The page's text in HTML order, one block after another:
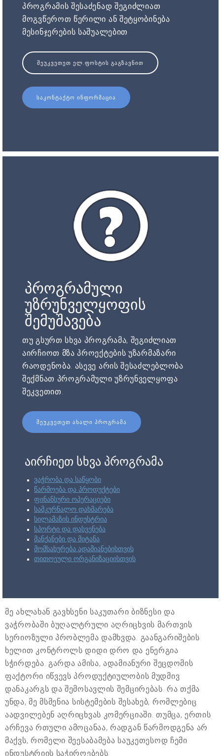
პროგრამის შესაძენად შეგიძლიათ
მოგვწეროთ წერილი ან შეტყობინება
მესინჯერების საშუალებით
ᲨᲔᲣᲙᲕᲔᲗᲔᲗ ᲔᲚ.ᲤᲝᲡᲢᲘᲡ ᲒᲐᲒᲖᲐᲕᲜᲘᲗ
ᲡᲐᲙᲝᲜᲢᲐᲥᲢᲝ ᲘᲜᲤᲝᲠᲛᲐᲪᲘᲐ
პროგრამული
უზრუნველყოფის
შემუშავება
თუ გსურთ სხვა პროგრამა, შეგიძლიათ
აირჩიოთ მზა პროექტების უზარმაზარი
რაოდენობა. ასევე არის შესაძლებლობა
შექმნათ პროგრამული უზრუნველყოფა
შეკვეთით.
ᲨᲔᲣᲙᲕᲔᲗᲔᲗ ᲐᲮᲐᲚᲘ ᲞᲠᲝᲒᲠᲐᲛᲐ
აირჩიეთ სხვა პროგრამა
ვაჭრობა და საწყობი
წარმოება და პროდუქტები
ფინანსური ოპერაციები
სამკურნალო დახმარება
სილამაზის ინდუსტრია
სპორტი და დასვენება
მანქანები და მიტანა
მომსახურება ადამიანებისთვის
თითოეული ორგანიზაციისთვის
მე ახლახან გავხსენი საკუთარი ბიზნესი და
ვაჭრობაში ბუღალტრული აღრიცხვის მართვის
სერიოზული პრობლემა დამხვდა. გაანგარიშების
ხელით კონტროლს დიდი დრო და ენერგია
სჭირდება. გარდა ამისა, ადამიანური შეცდომის
ფაქტორი იწვევს პროდუქტიულობის მუდმივ
დანაკარგს და შემოსავლის შემცირებას. რა თქმა
უნდა, მე მსმენია სისტემების შესახებ, რომლებიც
აადვილებენ აღრიცხვას კომერციაში. თუმცა, ერთის
არჩევა რთული ამოცანაა, რადგან წარმოდგენა არ
მაქვს, რომელი შეესაბამება საუკეთესოდ ჩემი
ინდუსტრიის საჭიროებებს.